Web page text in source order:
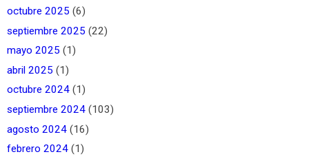
octubre 2025 (6)
septiembre 2025 (22)
mayo 2025 (1)
abril 2025 (1)
octubre 2024 (1)
septiembre 2024 (103)
agosto 2024 (16)
febrero 2024 (1)